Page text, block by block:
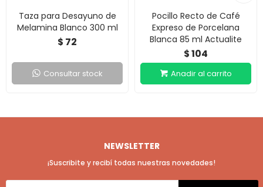
Taza para Desayuno de
Melamina Blanco 300 ml
$ 72
Consultar stock
Pocillo Recto de Café
Expreso de Porcelana
Blanca 85 ml Actualite
$104
NEWSLETTER
¡Suscribite y recibí todas nuestras novedades!